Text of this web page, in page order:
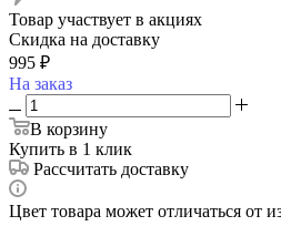
Товар участвует в акциях
Скидка на доставку
995 ₽
На заказ
В корзину
Купить в 1 клик
Рассчитать доставку
Цвет товара может отличаться от